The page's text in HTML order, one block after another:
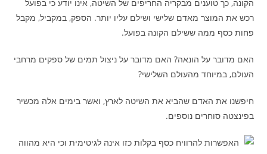
הקונה, כך טוענים מבקריה החריפים של השיטה, אינו יודע כי בפועל
רכש את המוצר מאדם שלישי ושילם עליו יותר. הספק, במקביל, מקבל
פחות כסף ממה ששילם הקונה בפועל.
האם מדובר על הונאה? האם מדובר על ניצול תמים של ספקים מרחבי
העולם, במיוחד מהעולם השלישי?
חיפשנו את האדם שהביא את השיטה לארץ, ואשר בימים אלה מכשיר
בפינצטה סוחרים נוספים.